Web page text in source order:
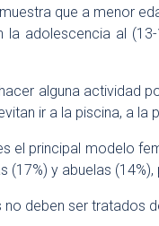
que a menor
adolescencia al
alguna actividad
ir a la piscina, a la
el principal modelo
y abuelas
deben ser tratados